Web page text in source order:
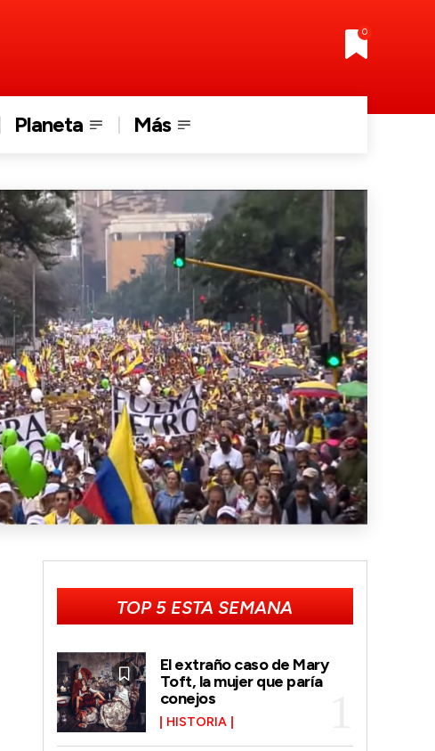
0
Planeta Más
TOP 5 ESTA SEMANA
El extraño caso de Mary
Toft, la mujer que paría
conejos
HISTORIA